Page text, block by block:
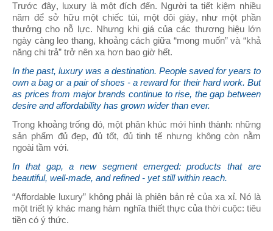
Trước đây, luxury là một đích đến. Người ta tiết kiệm nhiều
năm để sở hữu một chiếc túi, một đôi giày, như một phần
thưởng cho nỗ lực. Nhưng khi giá của các thương hiệu lớn
ngày càng leo thang, khoảng cách giữa “mong muốn” và “khả
năng chi trả” trở nên xa hơn bao giờ hết.
In the past, luxury was a destination. People saved for years to
own a bag or a pair of shoes - a reward for their hard work. But
as prices from major brands continue to rise, the gap between
desire and affordability has grown wider than ever.
Trong khoảng trống đó, một phân khúc mới hình thành: những
sản phẩm đủ đẹp, đủ tốt, đủ tinh tế nhưng không còn nằm
ngoài tầm với.
In that gap, a new segment emerged: products that are
beautiful, well-made, and refined - yet still within reach.
“Affordable luxury” không phải là phiên bản rẻ của xa xỉ. Nó là
một triết lý khác mang hàm nghĩa thiết thực của thời cuộc: tiêu
tiền có ý thức.